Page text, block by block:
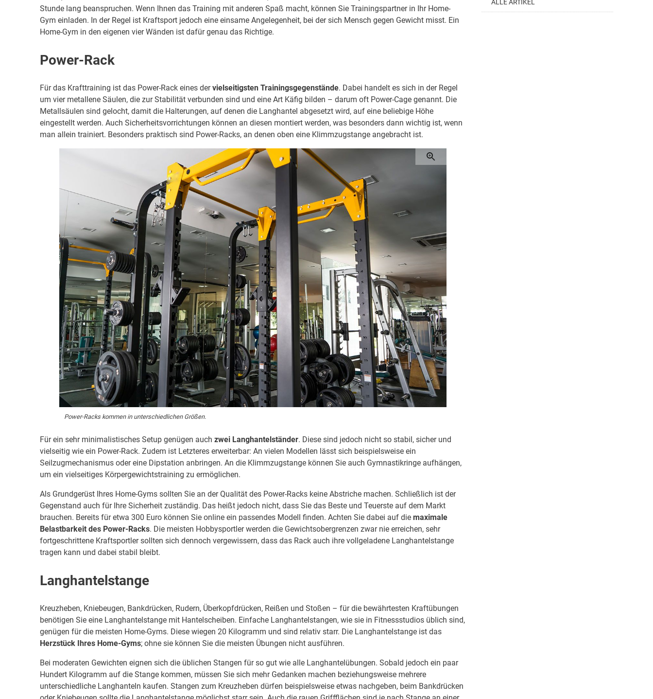
Stunde lang beanspruchen. Wenn Ihnen das Training mit anderen Spaß macht, können Sie Trainingspartner in Ihr Home-
Gym einladen. In der Regel ist Kraftsport jedoch eine einsame Angelegenheit, bei der sich Mensch gegen Gewicht misst. Ein
Home-Gym in den eigenen vier Wänden ist dafür genau das Richtige.
Power-Rack
Für das Krafttraining ist das Power-Rack eines dervielseitigsten Trainingsgegenstände. Dabei handelt es sich in der Regel
um vier metallene Säulen, die zur Stabilität verbunden sind und eine Art Käfig bilden – darum oft Power-Cage genannt. Die
Metallsäulen sind gelocht, damit die Halterungen, auf denen die Langhantel abgesetzt wird, auf eine beliebige Höhe
eingestellt werden. Auch Sicherheitsvorrichtungen können an diesen montiert werden, was besonders dann wichtig ist, wenn
man allein trainiert. Besonders praktisch sind Power-Racks, an denen oben eine Klimmzugstange angebracht ist.
Power-Racks kommen in unterschiedlichen Größen.
Für ein sehr minimalistisches Setup genügen auch zwei Langhantelständer. Diese sind jedoch nicht so stabil, sicher und
vielseitig wie ein Power-Rack. Zudem ist Letzteres erweiterbar: An vielen Modellen lässt sich beispielsweise ein
Seilzugmechanismus oder eine Dipstation anbringen. An die Klimmzugstange können Sie auch Gymnastikringe aufhängen,
um ein vielseitiges Körpergewichtstraining zu ermöglichen.
Als Grundgerüst Ihres Home-Gyms sollten Sie an der Qualität des Power-Racks keine Abstriche machen. Schließlich ist der
Gegenstand auch für Ihre Sicherheit zuständig. Das heißt jedoch nicht, dass Sie das Beste und Teuerste auf dem Markt
brauchen. Bereits für etwa 300 Euro können Sie online ein passendes Modell finden. Achten Sie dabei auf die maximale
Belastbarkeit des Power-Racks. Die meisten Hobbysportler werden die Gewichtsobergrenzen zwar nie erreichen, sehr
fortgeschrittene Kraftsportler sollten sich dennoch vergewissern, dass das Rack auch ihre vollgeladene Langhantelstange
tragen kann und dabei stabil bleibt.
Langhantelstange
Kreuzheben, Kniebeugen, Bankdrücken, Rudern, Überkopfdrücken, Reißen und Stoßen – für die bewährtesten Kraftübungen
benötigen Sie eine Langhantelstange mit Hantelscheiben. Einfache Langhantelstangen, wie sie in Fitnessstudios üblich sind,
genügen für die meisten Home-Gyms. Diese wiegen 20 Kilogramm und sind relativ starr. Die Langhantelstange ist das
Herzstück Ihres Home-Gyms; ohne sie können Sie die meisten Übungen nicht ausführen.
Bei moderaten Gewichten eignen sich die üblichen Stangen für so gut wie alle Langhantelübungen. Sobald jedoch ein paar
Hundert Kilogramm auf die Stange kommen, müssen Sie sich mehr Gedanken machen beziehungsweise mehrere
unterschiedliche Langhanteln kaufen. Stangen zum Kreuzheben dürfen beispielsweise etwas nachgeben, beim Bankdrücken
ALLE ARTIKEL